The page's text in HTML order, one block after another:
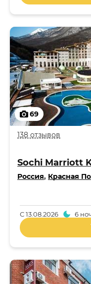
69
138 отзывов
Sochi Marriott
Россия, Красная
С13.08.2026 6